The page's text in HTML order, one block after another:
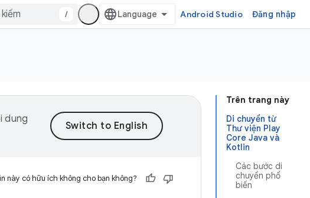
/ Android Studio Đăng nhập
Trên trang này
Di chuyển từ
Thư viện Play
Core Java và
Kotlin
Các bước di
chuyển phổ
biến
dung
này có hữu ích không cho bạn không?